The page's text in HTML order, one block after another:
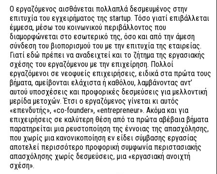
Ο εργαζόμενος αισθάνεται πολλαπλά δεσμευμένος στην
επιτυχία του εγχειρήματος της startup. Τόσο γιατί επιβάλλεται
έμμεσα, μέσω του κοινωνικού περιβάλλοντος που
διαμορφώνεται στο εσωτερικό της, όσο και από την άμεση
σύνδεση του βιοπορισμού του με την επιτυχία της εταιρείας.
Γιατί εδώ πρέπει να αναδειχτεί και το ζήτημα της εργασιακής
σχέσης του εργαζόμενου με την επιχείρηση. Πολλοί
εργαζόμενοι σε νεοφυείς επιχειρήσεις, ειδικά στα πρώτα τους
βήματα, αμείβονται ελάχιστα ή καθόλου, λαμβάνοντας αντ’
αυτού υποσχέσεις και προφορικές δεσμεύσεις για μελλοντική
μερίδα μετοχών. Έτσι ο εργαζόμενος γίνεται κι αυτός
«επενδυτής», «co-founder», «entrepreneur». Ακόμα και για
επιχειρήσεις σε καλύτερη θέση από τα πρώτα αβέβαια βήματα
παρατηρείται μια ρευστοποίηση της έννοιας της απασχόλησης,
που χωρίς μια κανονικοποίηση εν είδει σύμβασης εργασίας
αποτελεί περισσότερο προφορική συμφωνία περιστασιακής
απασχόλησης χωρίς δεσμεύσεις, μια «εργασιακή ανοιχτή
σχέση».